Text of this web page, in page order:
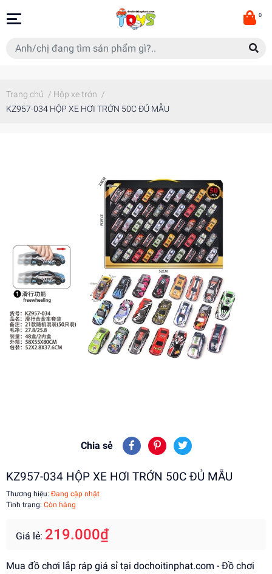
0
Trang chủ / Hộp xe trớn /
KZ957-034 HỘP XE HƠI TRỚN 50C ĐỦ MẪU
Chia sẻ
KZ957-034 HỘP XE HƠI TRỚN 50C ĐỦ MẪU
Thương hiệu: Đang cập nhật
Tình trạng: Còn hàng
Giá lẻ: 219.000₫
Mua đồ chơi lắp ráp giá sỉ tại dochoitinphat.com - Đồ chơi